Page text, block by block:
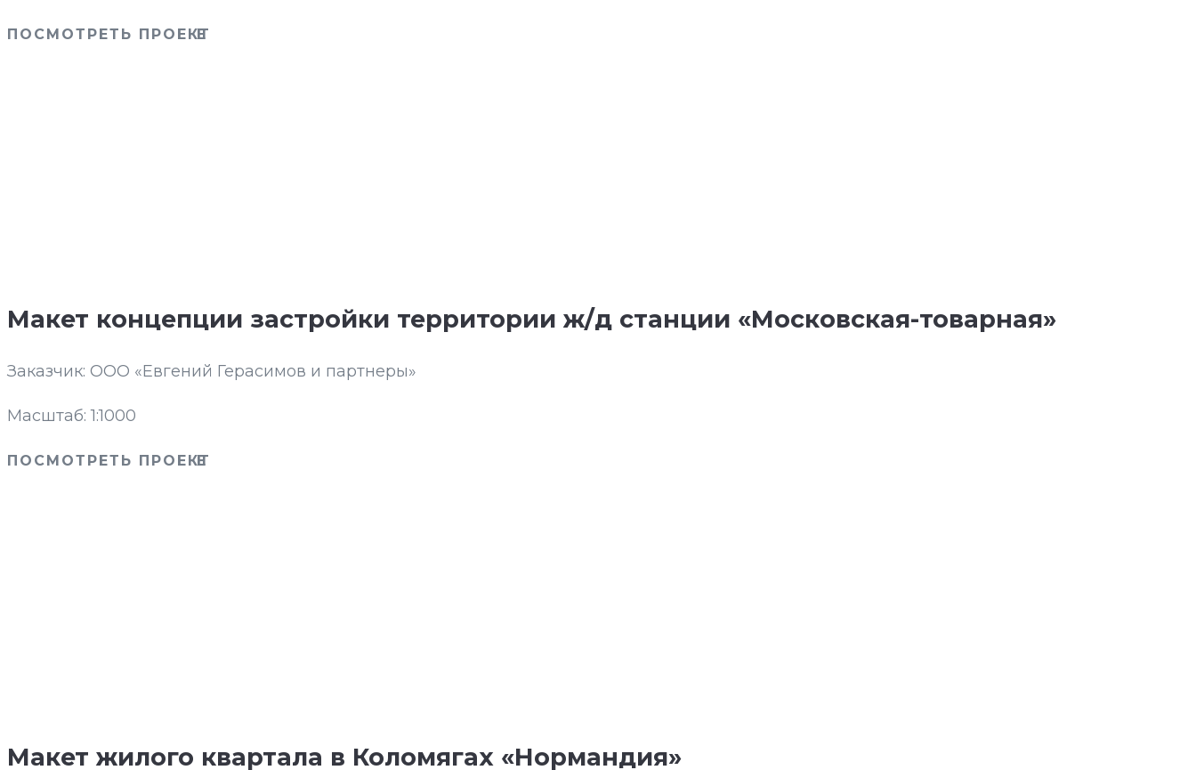
ПОСМОТРЕТЬ ПРОЕКТ
Макет концепции застройки территории ж/д станции «Московская-товарная»
Заказчик: ООО «Евгений Герасимов и партнеры»
Масштаб: 1:1000
ПОСМОТРЕТЬ ПРОЕКТ
Макет жилого квартала в Коломягах «Нормандия»